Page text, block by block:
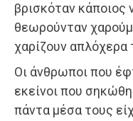
βρισκόταν κάποιος
θεωρούνταν
χαρίζουν απλόχερα
Οι άνθρωποι που
εκείνοι που
πάντα μέσα τους